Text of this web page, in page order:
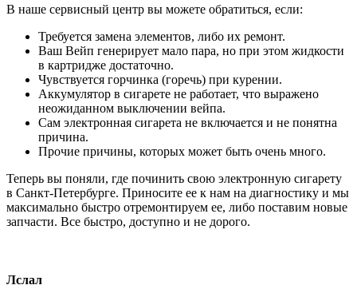
В наше сервисный центр вы можете обратиться, если:
Требуется замена элементов, либо их ремонт.
Ваш Вейп генерирует мало пара, но при этом жидкости
в картридже достаточно.
Чувствуется горчинка (горечь) при курении.
Аккумулятор в сигарете не работает, что выражено
неожиданном выключении вейпа.
Сам электронная сигарета не включается и не понятна
причина.
Прочие причины, которых может быть очень много.
Теперь вы поняли, где починить свою электронную сигарету
в Санкт-Петербурге. Приносите ее к нам на диагностику и мы
максимально быстро отремонтируем ее, либо поставим новые
запчасти. Все быстро, доступно и не дорого.
Лслал